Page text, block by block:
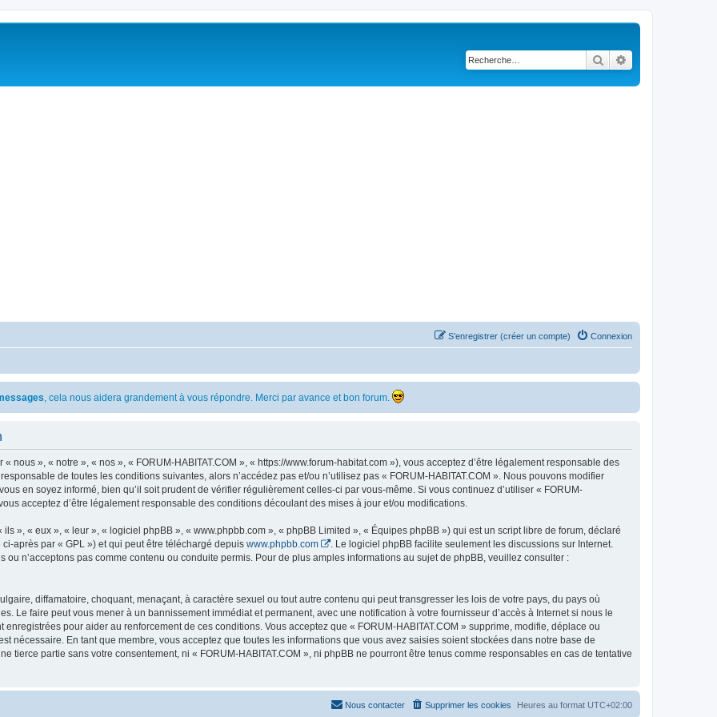
Rechercher
Connexion
S’enregistrer (créer un compte)
, cela nous aidera grandement à vous répondre. Merci par avance et bon forum.
nous », « notre », « nos », « FORUM-HABITAT.COM », « https://www.forum-habitat.com »), vous acceptez d’être légalement responsable des
de toutes les conditions suivantes, alors n’accédez pas et/ou n’utilisez pas « FORUM-HABITAT.COM ». Nous pouvons modifier
en soyez informé, bien qu’il soit prudent de vérifier régulièrement celles-ci par vous-même. Si vous continuez d’utiliser « FORUM-
acceptez d’être légalement responsable des conditions découlant des mises à jour et/ou modifications.
», « eux », « leur », « logiciel phpBB », « www.phpbb.com », « phpBB Limited », « Équipes phpBB ») qui est un script libre de forum, déclaré
après par « GPL ») et qui peut être téléchargé depuis www.phpbb.com
. Le logiciel phpBB facilite seulement les discussions sur Internet.
ou n’acceptons pas comme contenu ou conduite permis. Pour de plus amples informations au sujet de phpBB, veuillez consulter :
diffamatoire, choquant, menaçant, à caractère sexuel ou tout autre contenu qui peut transgresser les lois de votre pays, du pays où
Le faire peut vous mener à un bannissement immédiat et permanent, avec une notification à votre fournisseur d’accès à Internet si nous le
pour aider au renforcement de ces conditions. Vous acceptez que « FORUM-HABITAT.COM » supprime, modifie, déplace ou
nécessaire. En tant que membre, vous acceptez que toutes les informations que vous avez saisies soient stockées dans notre base de
tierce partie sans votre consentement, ni « FORUM-HABITAT.COM », ni phpBB ne pourront être tenus comme responsables en cas de tentative
Heures au format UTC+02:00
Supprimer les cookies
Nous contacter